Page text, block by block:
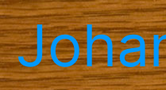
Spring
naar
de
inhoud